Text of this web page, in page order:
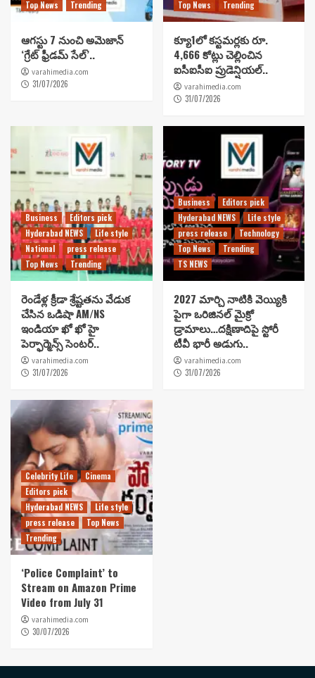
Top News
Trending
ఆగస్టు 7 నుంచి అమెజాన్
‘గ్రేట్ ఫ్రీడమ్ సేల్’..
varahimedia.com
31/07/2026
Top News
Trending
క్యూ1లో కస్టమర్లకు రూ.
4,666 కోట్లు చెల్లించిన
ఐసీఐసీఐ ప్రుడెన్షియల్..
varahimedia.com
31/07/2026
Business
Editors pick
Hyderabad NEWS
Life style
National
press release
Top News
Trending
రెండేళ్ల క్రీడా శ్రేష్టతను వేడుక
చేసిన ఒడిషా AM/NS
ఇండియా ఖో ఖో హై
పెర్ఫార్మెన్స్ సెంటర్..
varahimedia.com
31/07/2026
Business
Editors pick
Hyderabad NEWS
Life style
press release
Technology
Top News
Trending
TS NEWS
2027 మార్చి నాటికి వెయ్యికి
పైగా ఒరిజినల్ మైక్రో
డ్రామాలు…దక్షిణాదిపై స్టోరీ
టీవీ భారీ అడుగు..
varahimedia.com
31/07/2026
Celebrity Life
Cinema
Editors pick
Hyderabad NEWS
Life style
press release
Top News
Trending
‘Police Complaint’ to
Stream on Amazon Prime
Video from July 31
varahimedia.com
30/07/2026